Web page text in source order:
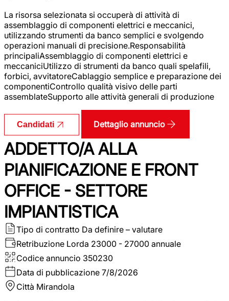
La risorsa selezionata si occuperà di attività di
assemblaggio di componenti elettrici e meccanici,
utilizzando strumenti da banco semplici e svolgendo
operazioni manuali di precisione.Responsabilità
principaliAssemblaggio di componenti elettrici e
meccaniciUtilizzo di strumenti da banco quali spelafili,
forbici, avvitatoreCablaggio semplice e preparazione dei
componentiControllo qualità visivo delle parti
assemblateSupporto alle attività generali di produzione
Candidati Dettaglio annuncio
ADDETTO/A ALLA
PIANIFICAZIONE E FRONT
OFFICE - SETTORE
IMPIANTISTICA
Tipo di contratto Da definire – valutare
Retribuzione Lorda 23000 - 27000 annuale
Codice annuncio 350230
Data di pubblicazione 7/8/2026
Città Mirandola